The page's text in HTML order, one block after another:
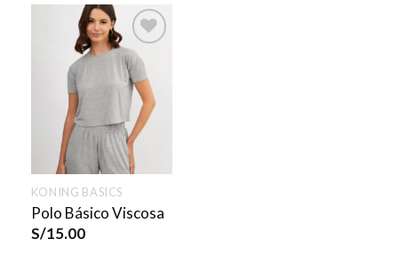
KONING BASICS
Polo Básico Viscosa
S/15.00